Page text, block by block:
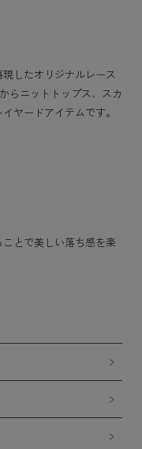
したオリジナルレース
らニットトップス、スカ
ヤードアイテムです。
とで美しい落ち感を楽